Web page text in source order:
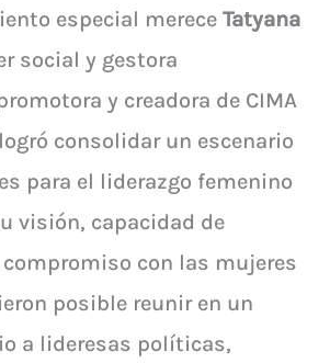
especial merece Tatyana
social y gestora
y creadora de CIMA
consolidar un escenario
para el liderazgo femenino
visión, capacidad de
con las mujeres
posible reunir en un
a lideresas políticas,